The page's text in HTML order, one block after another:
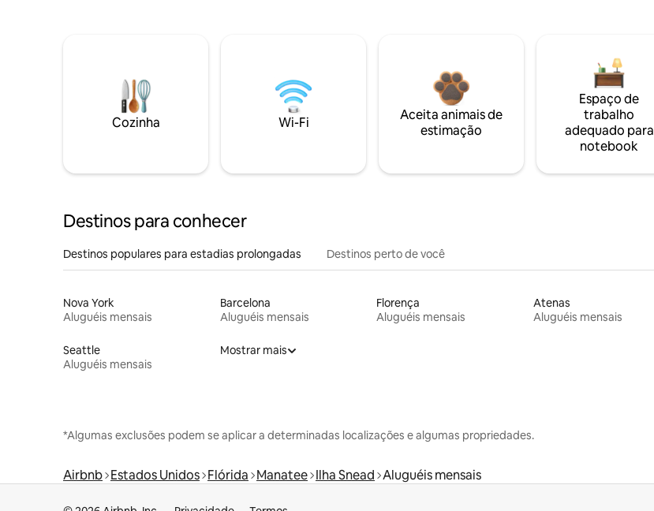
Cozinha Wi-Fi
Aceita animais de
estimação
Espaço de
trabalho
adequado para
notebook
Destinos para conhecer
Destinos populares para estadias prolongadas Destinos perto de você
Nova York
Aluguéis mensais
Barcelona
Aluguéis mensais
Florença
Aluguéis mensais
Atenas
Aluguéis mensais
Seattle
Aluguéis mensais
Mostrar mais
*Algumas exclusões podem se aplicar a determinadas localizações e algumas propriedades.
Airbnb Estados Unidos Flórida Manatee Ilha Snead Aluguéis mensais